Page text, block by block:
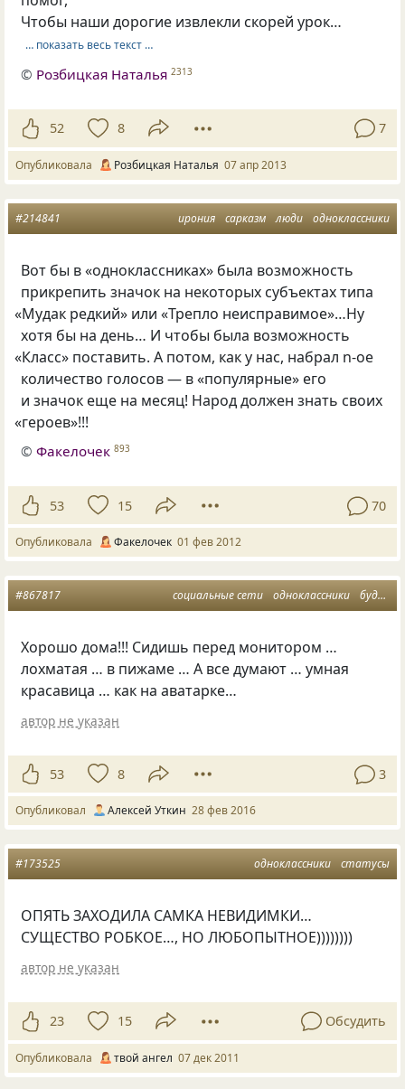
Чтобы наши дорогие извлекли скорей урок…
… показать весь текст …
© Розбицкая Наталья 2313
52 8 7
Опубликовала Розбицкая Наталья 07 апр 2013
ирония сарказм люди одноклассники
#214841
Вот бы в «одноклассниках» была возможность
прикрепить значок на некоторых субъектах типа
«Мудак редкий» или «Трепло неисправимое»…Ну
хотя бы на день… И чтобы была возможность
«Класс» поставить. А потом, как у нас, набрал n-ое
количество голосов — в «популярные» его
и значок еще на месяц! Народ должен знать своих
«героев»!!!
©Факелочек 893
53 15 70
Опубликовала Факелочек 01 фев 2012
социальные сети одноклассники будни
#867817
Хорошо дома!!! Сидишь перед монитором …
лохматая … в пижаме … А все думают … умная
красавица … как на аватарке…
автор не указан
53 8 3
Опубликовал Алексей Уткин 28 фев 2016
одноклассники статусы
#173525
ОПЯТЬ ЗАХОДИЛА САМКА НЕВИДИМКИ…
СУЩЕСТВО РОБКОЕ…, НО ЛЮБОПЫТНОЕ))))))))
автор не указан
23 15 Обсудить
Опубликовала твой ангел 07 дек 2011